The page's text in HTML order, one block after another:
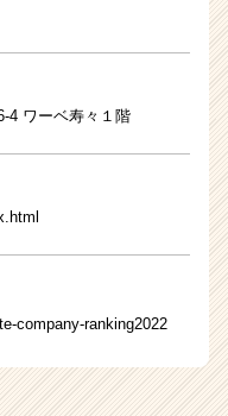
4 ワーベ寿々１階
company-ranking2022